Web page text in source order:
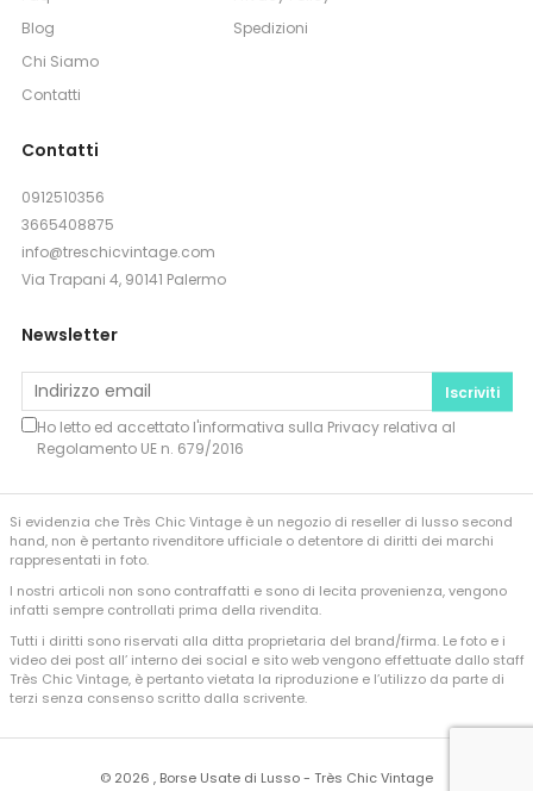
Blog
Chi Siamo
Contatti
Spedizioni
Contatti
0912510356
3665408875
info@treschicvintage.com
Via Trapani 4, 90141 Palermo
Newsletter
Iscriviti
Ho letto ed accettato l'informativa sulla Privacyrelativa al
Regolamento UE n. 679/2016
Si evidenzia che Très Chic Vintage è un negozio di reseller di lusso second
hand, non è pertanto rivenditore ufficiale o detentore di diritti dei marchi
rappresentati in foto.
I nostri articoli non sono contraffatti e sono di lecita provenienza, vengono
infatti sempre controllati prima della rivendita.
Tutti i diritti sono riservati alla ditta proprietaria del brand/firma. Le foto e i
video dei post all’ interno dei social e sito web vengono effettuate dallo staff
Très Chic Vintage, è pertanto vietata la riproduzione e l’utilizzo da parte di
terzi senza consenso scritto dalla scrivente.
© 2026 , Borse Usate di Lusso - Très Chic Vintage